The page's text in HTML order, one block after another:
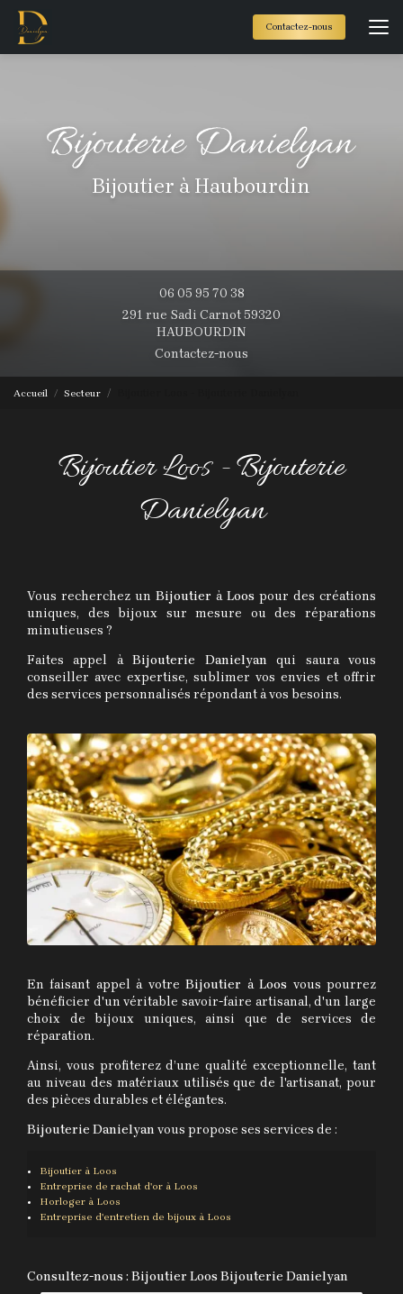
Aller
contenu
Contactez-nous
Bijoutier à Haubourdin
06 05 95 70 38
291 rue Sadi Carnot 59320
HAUBOURDIN
Contactez-nous
Accueil Secteur
Bijoutier Loos - Bijouterie
Danielyan
Vous recherchez un Bijoutier à Loos pour des créations
uniques, des bijoux sur mesure ou des réparations
minutieuses ?
Faites appel àBijouterie Danielyan qui saura vous
conseiller avec expertise, sublimer vos envies et offrir
des services personnalisés répondant à vos besoins.
En faisant appel à votreBijoutier àLoos vous pourrez
bénéficier d'un véritable savoir-faire artisanal, d'un large
choix de bijoux uniques, ainsi que de services de
réparation.
Ainsi, vous profiterez d’une qualité exceptionnelle, tant
au niveau des matériaux utilisés que de l'artisanat, pour
des pièces durables et élégantes.
Bijouterie Danielyan vous propose ses services de :
Bijoutier à Loos
Entreprise de rachat d'or à Loos
Horloger à Loos
Entreprise d'entretien de bijoux à Loos
Consultez-nous : Bijoutier Loos Bijouterie Danielyan